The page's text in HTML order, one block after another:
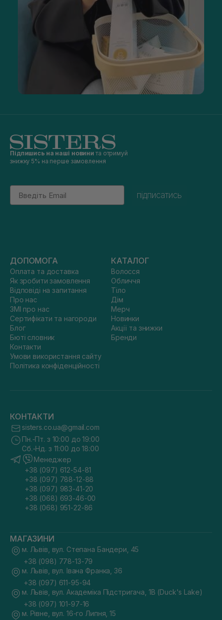
Підпишись на наші новини та отримуй
знижку 5% на перше замовлення
Email
підписатись
ДОПОМОГА
Оплата та доставка
Як зробити замовлення
Відповіді на запитання
Про нас
ЗМІ про нас
Сертифікати та нагороди
Блог
Бюті словник
Контакти
Умови використання сайту
Політика конфіденційності
КАТАЛОГ
Волосся
Обличчя
Тіло
Дім
Мерч
Новинки
Акції та знижки
Бренди
КОНТАКТИ
sisters.co.ua@gmail.com
Пн.-Пт. з 10:00 до 19:00
Сб.-Нд. з 11:00 до 18:00
Менеджер
+38 (097) 612-54-81
+38 (097) 788-12-88
+38 (097) 983-41-20
+38 (068) 693-46-00
+38 (068) 951-22-86
МАГАЗИНИ
м. Львів, вул. Степана Бандери, 45
+38 (098) 778-13-79
м. Львів, вул. Івана Франка, 36
+38 (097) 611-95-94
м. Львів, вул. Академіка Підстригача, 1В (Duck's Lake)
+38 (097) 101-97-16
м. Рівне, вул. 16-го Липня, 15